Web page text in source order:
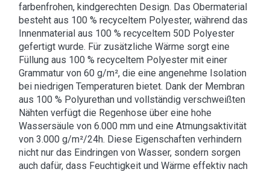
farbenfrohen, kindgerechten Design. Das Obermaterial
besteht aus 100 % recyceltem Polyester, während das
Innenmaterial aus 100 % recyceltem 50D Polyester
gefertigt wurde. Für zusätzliche Wärme sorgt eine
Füllung aus 100 % recyceltem Polyester mit einer
Grammatur von 60 g/m², die eine angenehme Isolation
bei niedrigen Temperaturen bietet. Dank der Membran
aus 100 % Polyurethan und vollständig verschweißten
Nähten verfügt die Regenhose über eine hohe
Wassersäule von 6.000 mm und eine Atmungsaktivität
von 3.000 g/m²/24h. Diese Eigenschaften verhindern
nicht nur das Eindringen von Wasser, sondern sorgen
auch dafür, dass Feuchtigkeit und Wärme effektiv nach